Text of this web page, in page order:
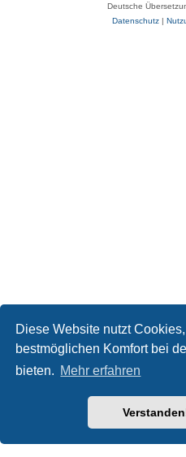
Diese Website nutzt
bestmöglichen Komfort bei
bieten. Mehr erfahren
Deutsche
Datenschutz|